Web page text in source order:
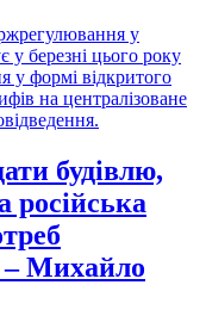
у
у березні цього року
у формі відкритого
на централізоване
будівлю,
російська
– Михайло